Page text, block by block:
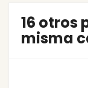
16 otros
misma